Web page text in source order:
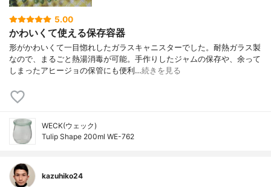
5.00
かわいくて使える保存容器
形がかわいくて一目惚れしたガラスキャニスターでした。耐熱ガラス製
なので、まるごと熱湯消毒が可能。手作りしたジャムの保存や、余って
しまったアヒージョの保管にも便利…続きを見る
WECK(ウェック)
Tulip Shape 200ml WE-762
kazuhiko24